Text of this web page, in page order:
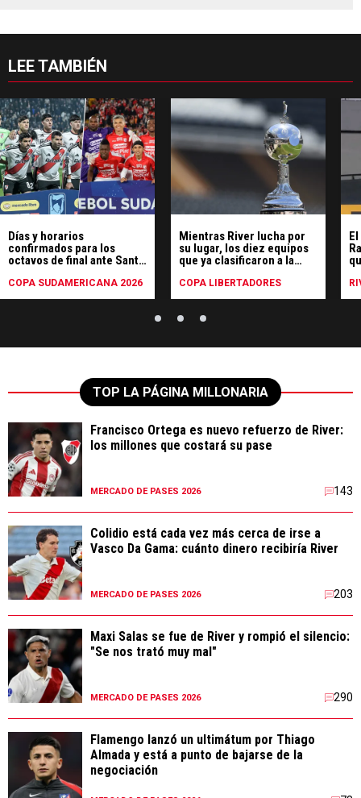
LEE TAMBIÉN
Días y horarios
confirmados para los
octavos de final ante Santa
COPA SUDAMERICANA 2026
Mientras River lucha por
su lugar, los diez equipos
que ya clasificaron a la
COPA LIBERTADORES
TOP LA PÁGINA MILLONARIA
Francisco Ortega es nuevo refuerzo de River:
los millones que costará su pase
MERCADO DE PASES 2026 143
Colidio está cada vez más cerca de irse a
Vasco Da Gama: cuánto dinero recibiría River
MERCADO DE PASES 2026 203
Maxi Salas se fue de River y rompió el silencio:
"Se nos trató muy mal"
MERCADO DE PASES 2026 290
Flamengo lanzó un ultimátum por Thiago
Almada y está a punto de bajarse de la
negociación